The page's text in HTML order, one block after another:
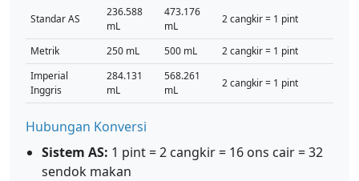
Standar AS
236.588
mL
473.176
mL
2 cangkir = 1 pint
Metrik 250 mL 500 mL
2 cangkir = 1 pint
Imperial
Inggris
284.131
mL
568.261
mL
2 cangkir = 1 pint
Hubungan Konversi
Sistem AS: 1 pint = 2 cangkir = 16 ons cair = 32
sendok makan